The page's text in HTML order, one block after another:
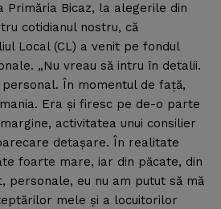
Primăria Bicaz, la alegerile din
cotidianul nostru, că
Local (CL) a venit pe fondul
„Nu vreau să intru în detalii.
În momentul de faţă,
Era şi firesc pe de-o parte
activitatea unui consilier
detaşare. În realitate
foarte mare, iar din păcate, din
personale, eu nu am putut să mă
mele şi a locuitorilor